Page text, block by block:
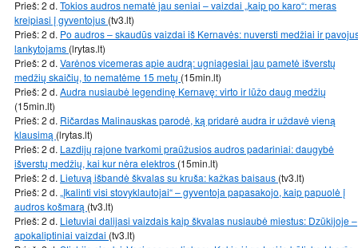
Prieš: 2 d. Tokios audros nematė jau seniai – vaizdai „kaip po karo“: meras
kreipiasi į gyventojus (tv3.lt)
Prieš: 2 d. Po audros – skaudūs vaizdai iš Kernavės: nuversti medžiai ir
lankytojams (lrytas.lt)
Prieš: 2 d. Varėnos vicemeras apie audrą: ugniagesiai jau pametė išverstų
medžių skaičių, to nematėme 15 metų (15min.lt)
Prieš: 2 d. Audra nusiaubė legendinę Kernavę: virto ir lūžo daug medžių
(15min.lt)
Prieš: 2 d. Ričardas Malinauskas parodė, ką pridarė audra ir uždavė vieną
klausimą (lrytas.lt)
Prieš: 2 d. Lazdijų rajone tvarkomi praūžusios audros padariniai: daugybė
išverstų medžių, kai kur nėra elektros (15min.lt)
Prieš: 2 d. Lietuvą išbandė škvalas su kruša: kažkas baisaus (tv3.lt)
Prieš: 2 d. „Įkalinti visi stovyklautojai“ – gyventoja papasakojo, kaip papuolė į
audros košmarą (tv3.lt)
Prieš: 2 d. Lietuviai dalijasi vaizdais kaip škvalas nusiaubė miestus: Dzūkijoje –
apokaliptiniai vaizdai (tv3.lt)